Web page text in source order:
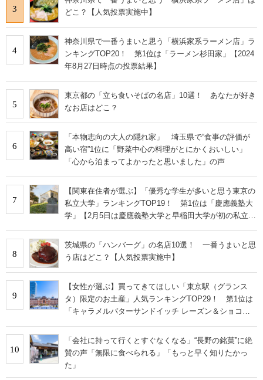
3
どこ？【人気投票実施中】
4
神奈川県で一番うまいと思う「横浜家系ラーメン店」ラ
ンキングTOP20！ 第1位は「ラーメン杉田家」【2024
年8月27日時点の投票結果】
5
東京都の「立ち食いそばの名店」10選！ あなたが好き
なお店はどこ？
6
「本物志向の大人の隠れ家」 埼玉県で“食事の評価が
高い宿”1位に「野菜中心の料理がとにかくおいしい」
「心から泊まってよかったと思いました」の声
7
【関東在住者が選ぶ】「優秀な学生が多いと思う東京の
私立大学」ランキングTOP19！ 第1位は「慶應義塾大
学」【2月5日は慶應義塾大学と早稲田大学が初の私立大
8
茨城県の「ハンバーグ」の名店10選！ 一番うまいと思
う店はどこ？【人気投票実施中】
9
【女性が選ぶ】買ってきてほしい「東京駅（グランス
タ）限定のお土産」人気ランキングTOP29！ 第1位は
「キャラメルバターサンドイッチ レーズン＆ショコラ
10
「会社に持って行くとすぐなくなる」“長野の銘菓”に絶
賛の声「無限に食べられる」「もっと早く知りたかっ
た」